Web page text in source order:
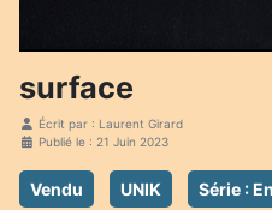
surface
Écrit par : Laurent Girard
Publié le : 21 Juin 2023
Vendu UNIK Série :